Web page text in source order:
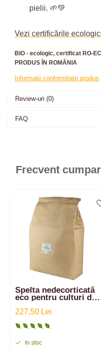
pielii. 🌱💚
Vezi certificările
BIO - ecologic, certificat RO-
PRODUS ÎN ROMÂNIA
Informatii conformitate produs
Review-uri (0)
FAQ
Frecvent
Spelta nedecorticată
eco pentru culturi de
grâu | 15kg
227,50 Lei
In stoc